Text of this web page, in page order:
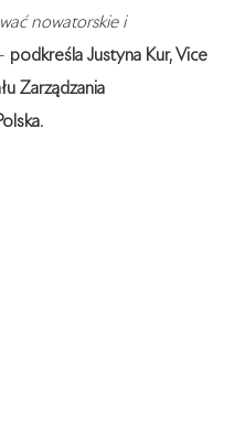
nowatorskie i
podkreśla Justyna Kur, Vice
Zarządzania
.